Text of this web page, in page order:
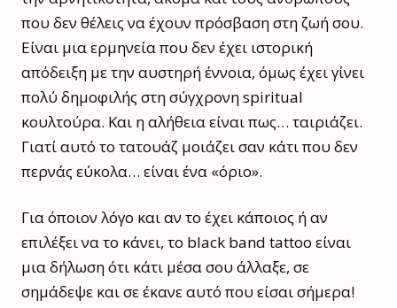
που δεν θέλεις να έχουν πρόσβαση στη ζωή σου.
Είναι μια ερμηνεία που δεν έχει ιστορική
απόδειξη με την αυστηρή έννοια, όμως έχει γίνει
πολύ δημοφιλής στη σύγχρονη spiritual
κουλτούρα. Και η αλήθεια είναι πως… ταιριάζει.
Γιατί αυτό το τατουάζ μοιάζει σαν κάτι που δεν
περνάς εύκολα… είναι ένα «όριο».
Για όποιον λόγο και αν το έχει κάποιος ή αν
επιλέξει να το κάνει, το black band tattoo είναι
μια δήλωση ότι κάτι μέσα σου άλλαξε, σε
σημάδεψε και σε έκανε αυτό που είσαι σήμερα!